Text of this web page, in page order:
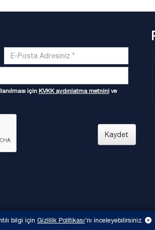
için KVKK aydınlatma metninive
Kaydet
KVKK aydınlatma
bilgi için Gizlilik Politikası'nı inceleyebilirsiniz.